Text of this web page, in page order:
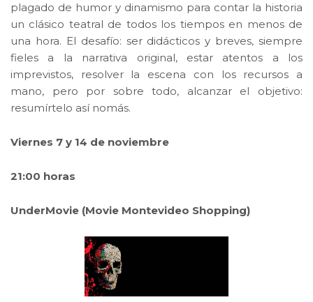
plagado de humor y dinamismo para contar la historia
un clásico teatral de todos los tiempos en menos de
una hora. El desafío: ser didácticos y breves, siempre
fieles a la narrativa original, estar atentos a los
imprevistos, resolver la escena con los recursos a
mano, pero por sobre todo, alcanzar el objetivo:
resumírtelo así nomás.
Viernes 7 y 14 de noviembre
21:00 horas
UnderMovie (Movie Montevideo Shopping)